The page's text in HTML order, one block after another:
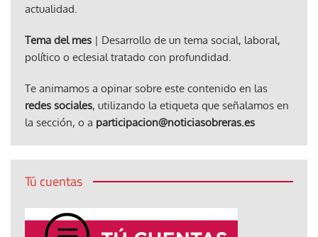
actualidad.
Tema del mes | Desarrollo de un tema social, laboral,
político o eclesial tratado con profundidad.
Te animamos a opinar sobre este contenido en las
redes sociales, utilizando la etiqueta que señalamos en
la sección, o a participacion@noticiasobreras.es
Tú cuentas